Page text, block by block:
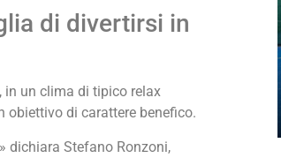
di divertirsi in
in un clima di tipico relax
obiettivo di carattere benefico.
dichiara Stefano Ronzoni,